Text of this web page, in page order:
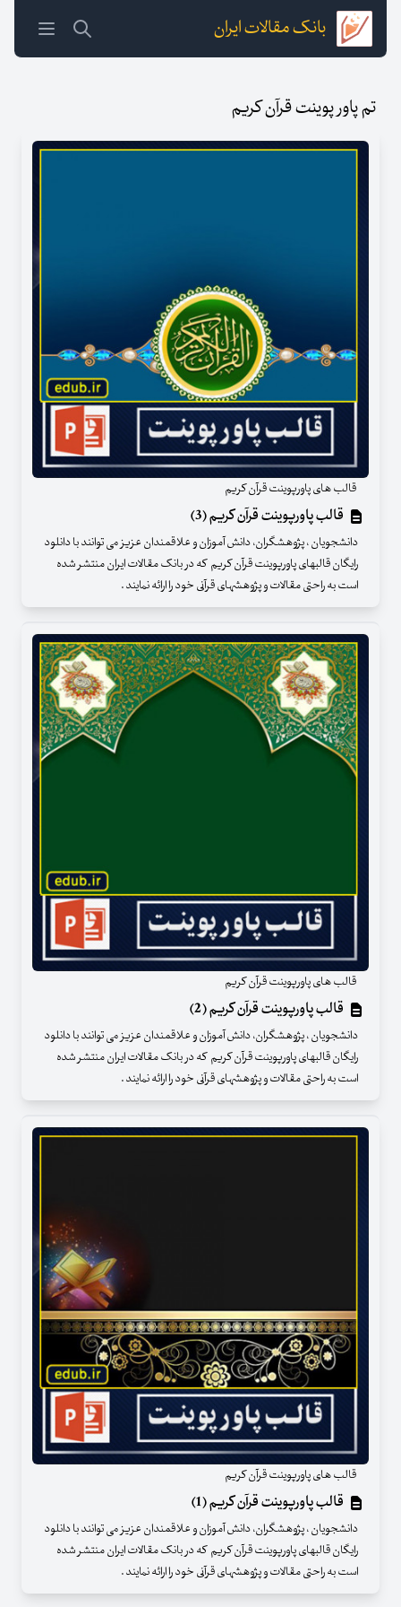
بانک مقالات ایران
تم پاور پوینت قرآن کریم
قالب های پاورپوینت قرآن کریم
قالب پاورپوینت قرآن کریم (3)
دانشجویان ، پژوهشگران، دانش آموزان و علاقمندان عزیز می توانند با دانلود
رایگان قالبهای پاورپوینت قرآن کریم که در بانک مقالات ایران منتشر شده
است به راحتی مقالات و پژوهشهای قرآنی خود را ارائه نمایند .
قالب های پاورپوینت قرآن کریم
قالب پاورپوینت قرآن کریم (2)
دانشجویان ، پژوهشگران، دانش آموزان و علاقمندان عزیز می توانند با دانلود
رایگان قالبهای پاورپوینت قرآن کریم که در بانک مقالات ایران منتشر شده
است به راحتی مقالات و پژوهشهای قرآنی خود را ارائه نمایند .
قالب های پاورپوینت قرآن کریم
قالب پاورپوینت قرآن کریم (1)
دانشجویان ، پژوهشگران، دانش آموزان و علاقمندان عزیز می توانند با دانلود
رایگان قالبهای پاورپوینت قرآن کریم که در بانک مقالات ایران منتشر شده
است به راحتی مقالات و پژوهشهای قرآنی خود را ارائه نمایند .